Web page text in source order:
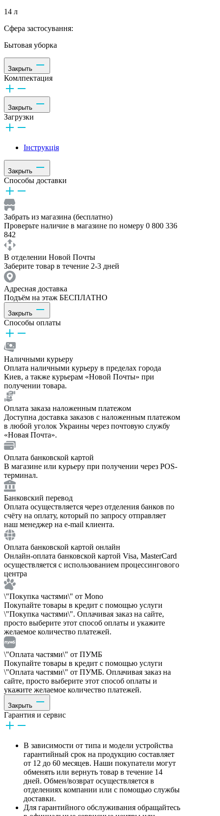
14 л
Сфера застосування:
Бытовая уборка
Закрыть
Комлпектация
Закрыть
Загрузки
Інструкція
Закрыть
Способы доставки
Забрать из магазина (бесплатно)
Проверьте наличие в магазине по номеру 0 800 336
842
В отделении Новой Почты
Заберите товар в течение 2-3 дней
Адресная доставка
Подъём на этаж БЕСПЛАТНО
Закрыть
Способы оплаты
Наличными курьеру
Оплата наличными курьеру в пределах города
Киев, а также курьерам «Новой Почты» при
получении товара.
Оплата заказа наложенным платежом
Доступна доставка заказов с наложенным платежом
в любой уголок Украины через почтовую службу
«Новая Почта».
Оплата банковской картой
В магазине или курьеру при получении через POS-
терминал.
Банковский перевод
Оплата осуществляется через отделения банков по
счёту на оплату, который по запросу отправляет
наш менеджер на e-mail клиента.
Оплата банковской картой онлайн
Онлайн-оплата банковской картой Visa, MasterCard
осуществляется с использованием процессингового
центра
\"Покупка частями\" от Mono
Покупайте товары в кредит с помощью услуги
\"Покупка частями\". Оплачивая заказ на сайте,
просто выберите этот способ оплаты и укажите
желаемое количество платежей.
\"Оплата частями\" от ПУМБ
Покупайте товары в кредит с помощью услуги
\"Оплата частями\" от ПУМБ. Оплачивая заказ на
сайте, просто выберите этот способ оплаты и
укажите желаемое количество платежей.
Закрыть
Гарантия и сервис
В зависимости от типа и модели устройства
гарантийный срок на продукцию составляет
от 12 до 60 месяцев. Наши покупатели могут
обменять или вернуть товар в течение 14
дней. Обмен/возврат осуществляется в
отделениях компании или с помощью службы
доставки.
Для гарантийного обслуживания обращайтесь